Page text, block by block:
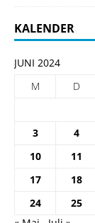
KALENDER
JUNI 2024
M
D
3
4
10
11
17
18
24
25